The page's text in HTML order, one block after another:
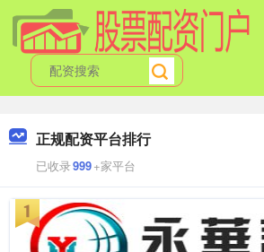
正规配资平台排行
已收录999+家平台